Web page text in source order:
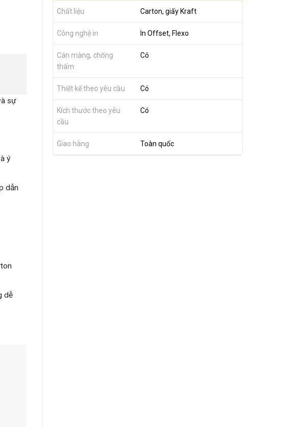
sự
ý
dẫn
dễ
Chất liệu Carton, giấy Kraft
Công nghệ in In Offset, Flexo
Cán màng, chống
thấm
Có
Thiết kế theo yêu cầu Có
Kích thước theo yêu
cầu
Có
Giao hàng Toàn quốc